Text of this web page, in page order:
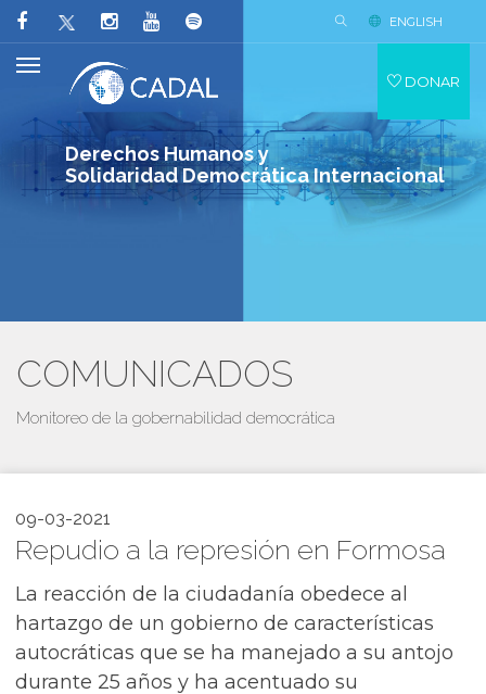
Derechos Humanos y
Solidaridad Democrática Internacional
ENGLISH
DONAR
COMUNICADOS
Monitoreo de la gobernabilidad democrática
09-03-2021
Repudio a la represión en Formosa
La reacción de la ciudadanía obedece al
hartazgo de un gobierno de características
autocráticas que se ha manejado a su antojo
durante 25 años y ha acentuado su